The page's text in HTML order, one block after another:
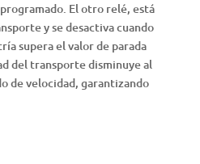
El otro relé, está
y se desactiva cuando
supera el valor de parada
del transporte disminuye al
de velocidad, garantizando